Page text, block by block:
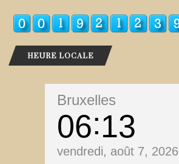
HEURE LOCALE
Bruxelles
06 13
vendredi, août 7, 2026